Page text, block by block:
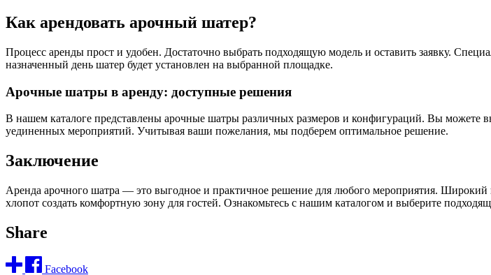
Как арендовать арочный шатер?
Процесс аренды прост и удобен. Достаточно выбрать подходящую модель и оставить заявку.
назначенный день шатер будет установлен на выбранной площадке.
Арочные шатры в аренду: доступные решения
В нашем каталоге представлены арочные шатры различных размеров и конфигураций. Вы можете
уединенных мероприятий. Учитывая ваши пожелания, мы подберем оптимальное решение.
Заключение
Аренда арочного шатра — это выгодное и практичное решение для любого мероприятия. Широкий
хлопот создать комфортную зону для гостей. Ознакомьтесь с нашим каталогом и выберите
Share
Facebook